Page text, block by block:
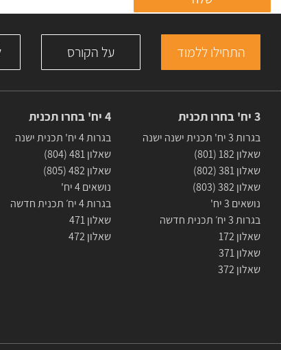
התחילו ללמוד על הקורס
3 יח' בחרו תכנית
בגרות 3 יח' תכנית ישנה ישנה
שאלון 182 (801)
שאלון 381 (802)
שאלון 382 (803)
נושאים 3 יח'
בגרות 3 יח׳ תכנית חדשה
שאלון 172
שאלון 371
שאלון 372
4 יח' בחרו תכנית
בגרות 4 יח' תכנית ישנה
שאלון 481 (804)
שאלון 482 (805)
נושאים 4 יח'
בגרות 4 יח׳ תכנית חדשה
שאלון 471
שאלון 472